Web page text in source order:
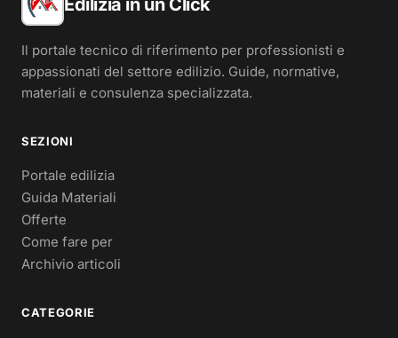
Edilizia in un Click
Il portale tecnico di riferimento per professionisti e
appassionati del settore edilizio. Guide, normative,
materiali e consulenza specializzata.
SEZIONI
Portale edilizia
Guida Materiali
Offerte
Come fare per
Archivio articoli
CATEGORIE